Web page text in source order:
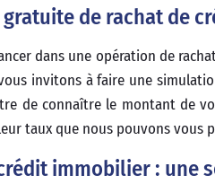
de rachat de
dans une opération de
invitons à faire une
de connaître le montant de
taux que nous pouvons vous
immobilier : une